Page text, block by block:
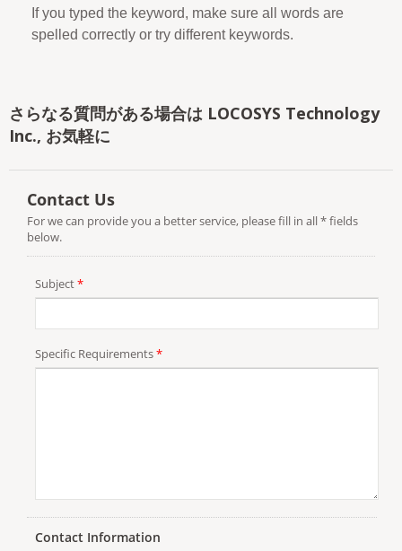
If you typed the keyword, make sure all words are
spelled correctly or try different keywords.
さらなる質問がある場合は LOCOSYS Technology
Inc., お気軽に